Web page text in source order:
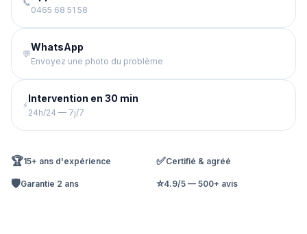
📞
0465 68 51 58
💬
WhatsApp
Envoyez une photo du problème
⚡
Intervention en 30 min
24h/24 — 7j/7
🏆15+ ans d'expérience ✅Certifié & agréé
🛡️Garantie 2 ans ⭐4.9/5 — 500+ avis